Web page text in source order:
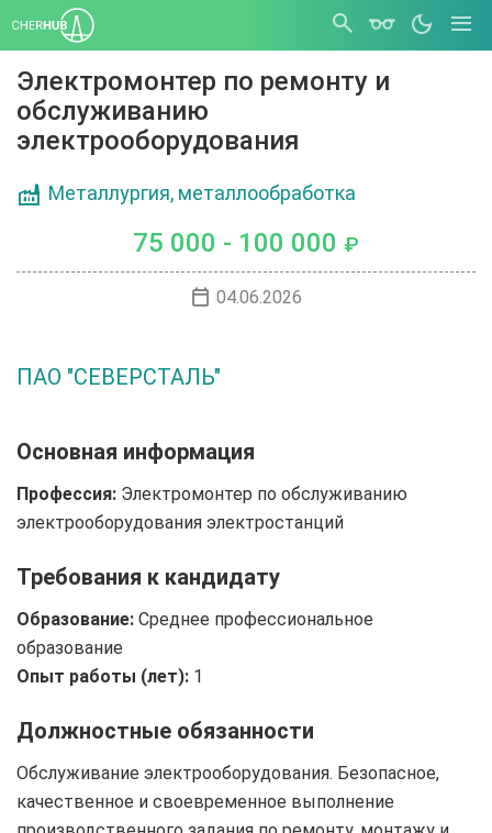
Электромонтер по ремонту и
обслуживанию
электрооборудования
Металлургия, металлообработка
75 000 - 100 000 ₽
04.06.2026
ПАО "СЕВЕРСТАЛЬ"
Основная информация
Профессия: Электромонтер по обслуживанию
электрооборудования электростанций
Требования к кандидату
Образование: Среднее профессиональное
образование
Опыт работы (лет): 1
Должностные обязанности
Обслуживание электрооборудования. Безопасное,
качественное и своевременное выполнение